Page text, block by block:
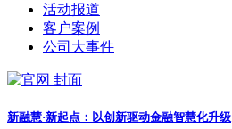
活动报道
客户案例
公司大事件
新融慧·新起点：以创新驱动金融智慧化升级